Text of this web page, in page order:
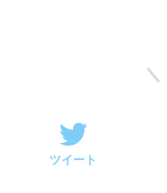
ツイート